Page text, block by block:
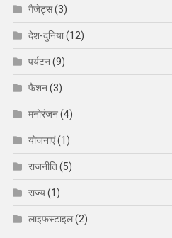
गैजेट्स(3)
देश-दुनिया(12)
पर्यटन(9)
फैशन(3)
मनोरंजन(4)
योजनाएं(1)
राजनीति(5)
राज्य(1)
लाइफस्टाइल(2)